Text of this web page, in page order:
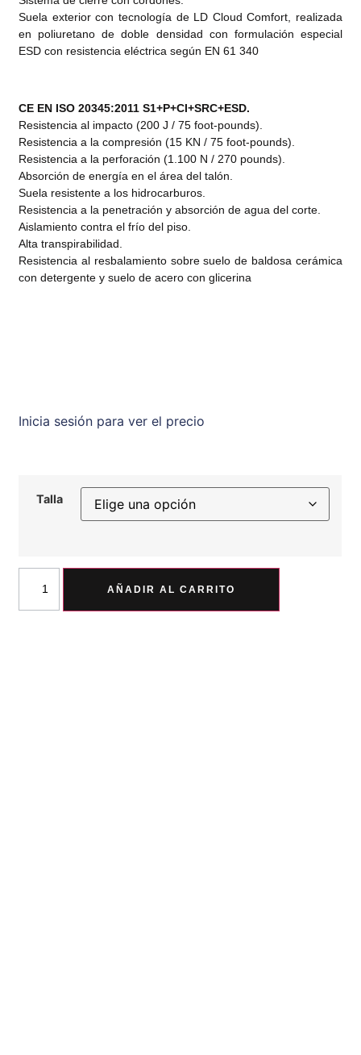
Suela exterior con tecnología de LD Cloud Comfort, realizada
en poliuretano de doble densidad con formulación especial
ESD con resistencia eléctrica según EN 61 340
CE EN ISO 20345:2011 S1+P+CI+SRC+ESD.
Resistencia al impacto (200 J / 75 foot-pounds).
Resistencia a la compresión (15 KN / 75 foot-pounds).
Resistencia a la perforación (1.100 N / 270 pounds).
Absorción de energía en el área del talón.
Suela resistente a los hidrocarburos.
Resistencia a la penetración y absorción de agua del corte.
Aislamiento contra el frío del piso.
Alta transpirabilidad.
Resistencia al resbalamiento sobre suelo de baldosa cerámica
con detergente y suelo de acero con glicerina
Inicia sesión para ver el precio
Talla
AÑADIR AL CARRITO